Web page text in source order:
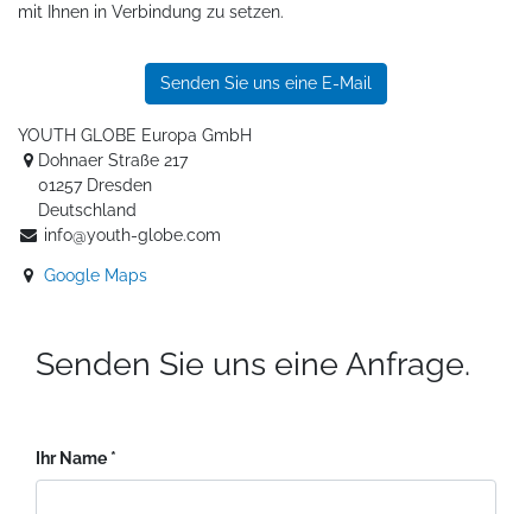
mit Ihnen in Verbindung zu setzen.
Senden Sie uns eine E-Mail
YOUTH GLOBE Europa GmbH
Dohnaer Straße 217
01257 Dresden
Deutschland
info@youth-globe.com
Google Maps
Senden Sie uns eine Anfrage.
Ihr Name